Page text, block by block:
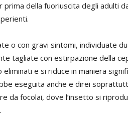
prima della fuoriuscita degli adulti
o con gravi sintomi, individuate
tagliate con estirpazione della
e si riduce in maniera
eseguita anche e direi
da focolai, dove l’insetto si